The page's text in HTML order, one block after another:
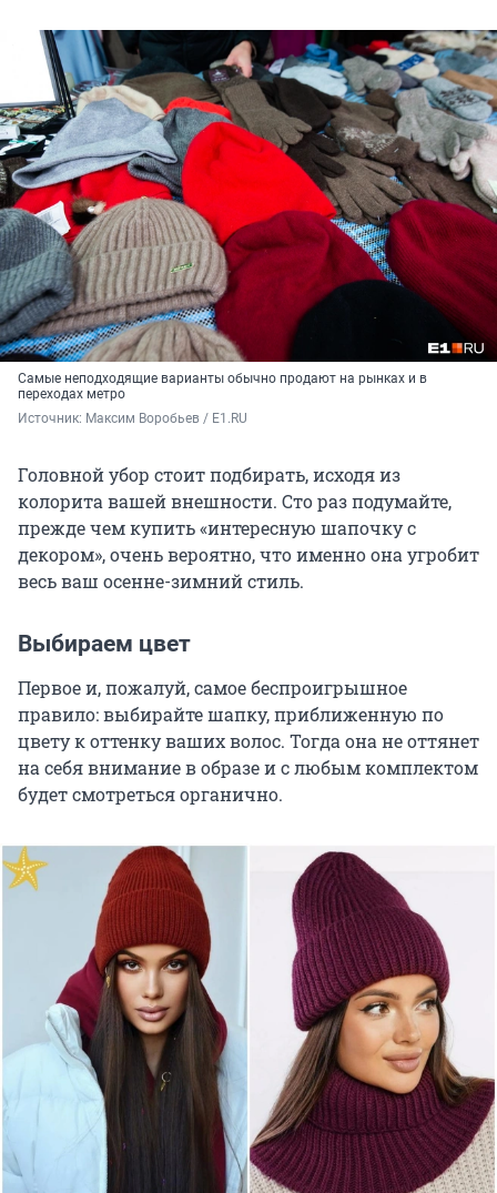
Самые неподходящие варианты обычно продают на рынках и в
переходах метро
Источник: Максим Воробьев / E1.RU
Головной убор стоит подбирать, исходя из
колорита вашей внешности. Сто раз подумайте,
прежде чем купить «интересную шапочку с
декором», очень вероятно, что именно она угробит
весь ваш осенне-зимний стиль.
Выбираем цвет
Первое и, пожалуй, самое беспроигрышное
правило: выбирайте шапку, приближенную по
цвету к оттенку ваших волос. Тогда она не оттянет
на себя внимание в образе и с любым комплектом
будет смотреться органично.